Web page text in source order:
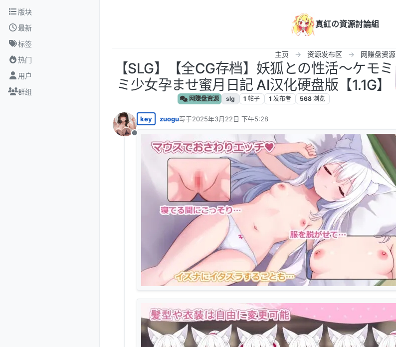
跳转至内容
版块
最新
标签
热门
用户
群组
真紅の資源討論組
主页 资源发布区 网赚盘资源
【SLG】【全CG存档】妖狐との性活～ケモミ
ミ少女孕ませ蜜月日記 AI汉化硬盘版【1.1G】
网赚盘资源 slg 1 帖子 1 发布者 568 浏览
离线
key zuogu写于2025年3月22日 下午5:28
最后由 编辑